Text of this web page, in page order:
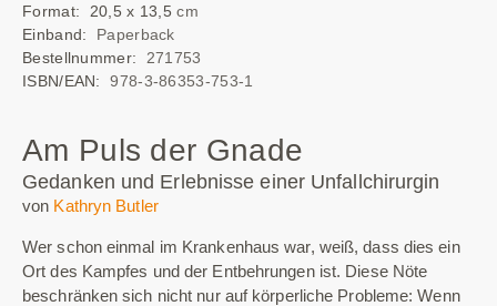
Format: 20,5 x 13,5 cm
Einband: Paperback
Bestellnummer: 271753
ISBN/EAN:978-3-86353-753-1
Am Puls der Gnade
Gedanken und Erlebnisse einer Unfallchirurgin
von Kathryn Butler
Wer schon einmal im Krankenhaus war, weiß, dass dies ein
Ort des Kampfes und der Entbehrungen ist. Diese Nöte
beschränken sich nicht nur auf körperliche Probleme: Wenn